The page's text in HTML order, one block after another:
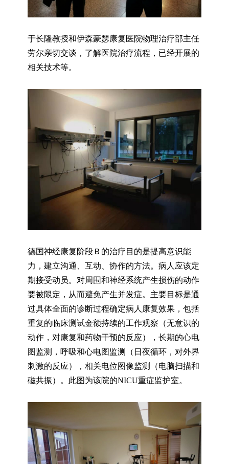
于长隆教授和伊森豪瑟康复医院物理治疗部主任
劳尔亲切交谈，了解医院治疗流程，已经开展的
相关技术等。
德国神经康复阶段Ｂ的治疗目的是提高意识能
力，建立沟通、互动、协作的方法。病人应该定
期接受动员。对周围和神经系统产生损伤的动作
要被限定，从而避免产生并发症。主要目标是通
过具体全面的诊断过程确定病人康复效果，包括
重复的临床测试金额持续的工作观察（无意识的
动作，对康复和药物干预的反应），长期的心电
图监测，呼吸和心电图监测（日夜循环，对外界
刺激的反应），相关电位图像监测（电脑扫描和
磁共振）。此图为该院的NICU重症监护室。